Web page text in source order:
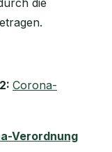
die
Corona-
Verordnung